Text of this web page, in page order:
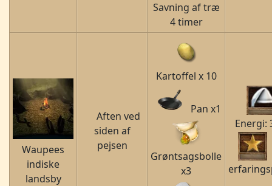
Savning af træ
4 timer
Waupees
indiske
landsby
Aften ved
siden af
pejsen
Kartoffel x 10
Pan x1
Grøntsagsbolle
x3
Energi: